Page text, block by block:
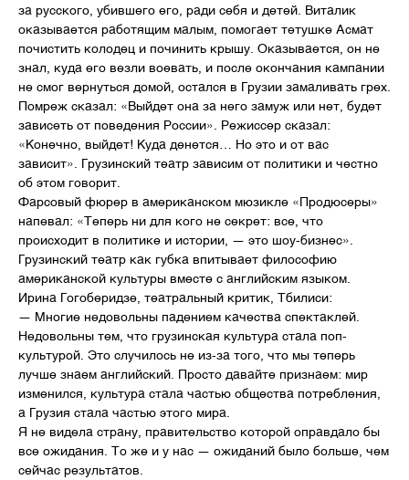
за русского, убившего его, ради себя и детей. Виталик
оказывается работящим малым, помогает тетушке Асмат
почистить колодец и починить крышу. Оказывается, он не
знал, куда его везли воевать, и после окончания кампании
не смог вернуться домой, остался в Грузии замаливать грех.
Помреж сказал: «Выйдет она за него замуж или нет, будет
зависеть от поведения России». Режиссер сказал:
«Конечно, выйдет! Куда денется… Но это и от вас
зависит». Грузинский театр зависим от политики и честно
об этом говорит.
Фарсовый фюрер в американском мюзикле «Продюсеры»
напевал: «Теперь ни для кого не секрет: все, что
происходит в политике и истории, — это шоу-бизнес».
Грузинский театр как губка впитывает философию
американской культуры вместе с английским языком.
Ирина Гогоберидзе, театральный критик, Тбилиси:
— Многие недовольны падением качества спектаклей.
Недовольны тем, что грузинская культура стала поп-
культурой. Это случилось не из-за того, что мы теперь
лучше знаем английский. Просто давайте признаем: мир
изменился, культура стала частью общества потребления,
а Грузия стала частью этого мира.
Я не видела страну, правительство которой оправдало бы
все ожидания. То же и у нас — ожиданий было больше, чем
сейчас результатов.